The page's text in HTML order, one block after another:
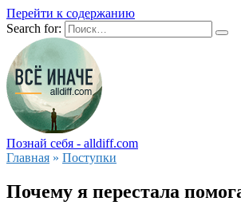
Перейти к содержанию
Search for:
Познай себя - alldiff.com
Главная » Поступки
Почему я перестала